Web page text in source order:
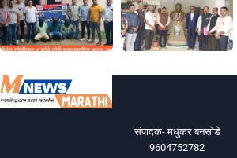
संपादक- मधुकर बनसोडे
9604752782